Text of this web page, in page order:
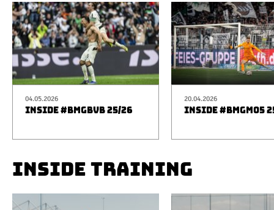
04.05.2026
INSIDE #BMGBVB 25/26
20.04.2026
INSIDE #BMGM05
INSIDE TRAINING